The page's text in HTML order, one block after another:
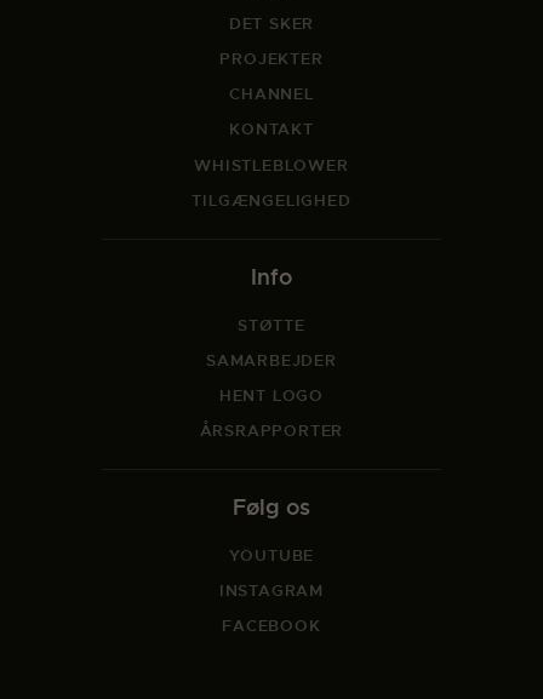
DET SKER
PROJEKTER
CHANNEL
KONTAKT
WHISTLEBLOWER
TILGÆNGELIGHED
Info
STØTTE
SAMARBEJDER
HENT LOGO
ÅRSRAPPORTER
Følg os
YOUTUBE
INSTAGRAM
FACEBOOK